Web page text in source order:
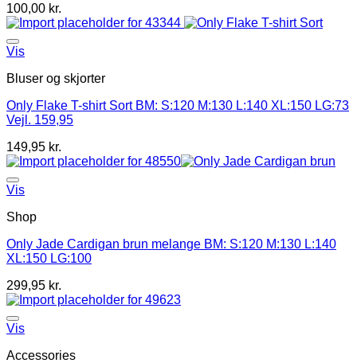
100,00 kr.
Vis
Bluser og skjorter
Only Flake T-shirt Sort BM: S:120 M:130 L:140 XL:150 LG:73
Vejl. 159,95
149,95 kr.
Vis
Shop
Only Jade Cardigan brun melange BM: S:120 M:130 L:140
XL:150 LG:100
299,95 kr.
Vis
Accessories